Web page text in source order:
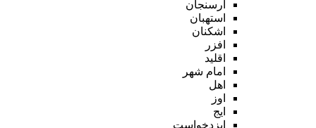
ارسنجان
استهبان
اشکنان
افزر
اقلید
امام شهر
اهل
اوز
ایج
ایزدخواست